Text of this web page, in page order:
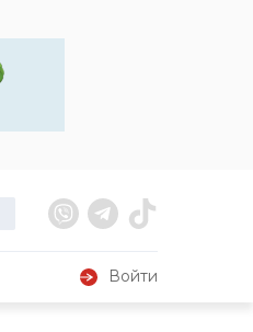
Войти